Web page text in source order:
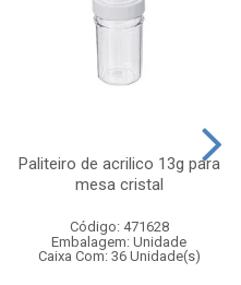
Paliteiro de acrilico 13g para
mesa cristal
Código: 471628
Embalagem: Unidade
Caixa Com: 36 Unidade(s)